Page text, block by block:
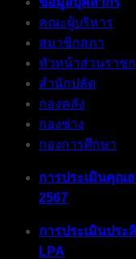
คณะผู้บริหาร
สมาชิกสภา
หัวหน้าส่วนราช
สำนักปลัด
กองคลัง
กองช่าง
กองการศึกษา
การประเมินคุณ
2567
การประเมินปร
LPA